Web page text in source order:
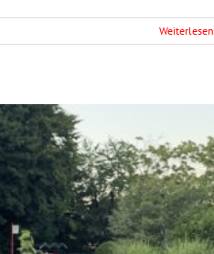
Weiterlesen